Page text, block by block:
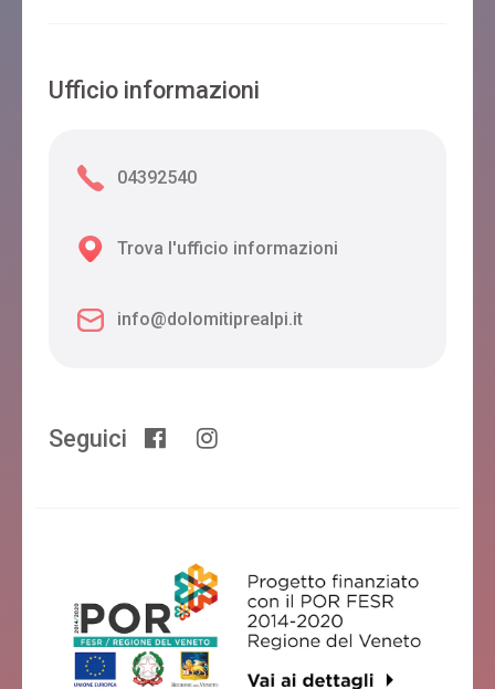
Ufficio informazioni
04392540
Trova l'ufficio informazioni
info@dolomitiprealpi.it
Seguici